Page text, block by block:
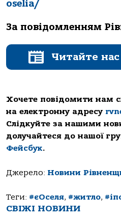
oselia/
За повідомленням
Читайте
Хочете повідомити нам
на електронну адресу
Слідкуйте за нашими
долучайтеся до нашої
Фейсбук.
Джерело: Новини
Теги: #єОселя, #житло,
СВІЖІ НОВИНИ